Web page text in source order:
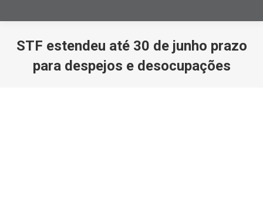
STF estendeu até 30 de junho prazo
para despejos e desocupações